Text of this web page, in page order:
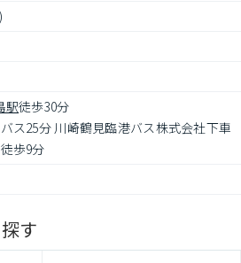
駅徒歩30分
バス25分 川崎鶴見臨港バス株式会社下車
徒歩9分
す